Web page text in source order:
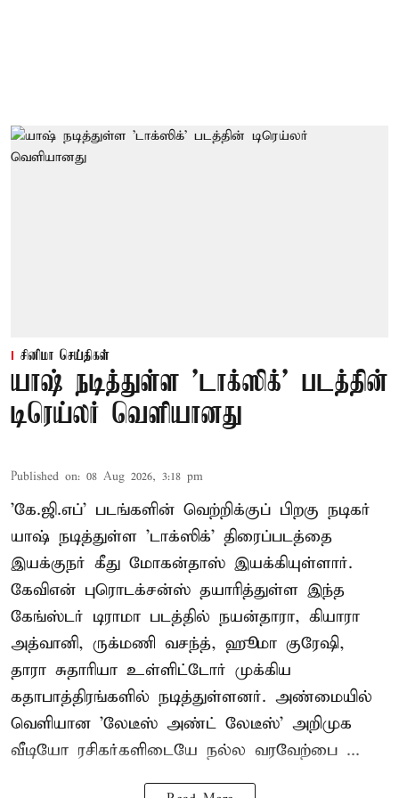
சினிமா செய்திகள்
யாஷ் நடித்துள்ள 'டாக்‌ஸிக்' படத்தின்
டிரெய்லர் வெளியானது
Published on: 08 Aug 2026, 3:18 pm
'கே.ஜி.எப்' படங்களின் வெற்றிக்குப் பிறகு நடிகர்
யாஷ் நடித்துள்ள 'டாக்ஸிக்' திரைப்படத்தை
இயக்குநர் கீது மோகன்தாஸ் இயக்கியுள்ளார்.
கேவிஎன் புரொடக்சன்ஸ் தயாரித்துள்ள இந்த
கேங்ஸ்டர் டிராமா படத்தில் நயன்தாரா, கியாரா
அத்வானி, ருக்மணி வசந்த், ஹூமா குரேஷி,
தாரா சுதாரியா உள்ளிட்டோர் முக்கிய
கதாபாத்திரங்களில் நடித்துள்ளனர். அண்மையில்
வெளியான 'லேடீஸ் அண்ட் லேடீஸ்' அறிமுக
வீடியோ ரசிகர்களிடையே நல்ல வரவேற்பை ...